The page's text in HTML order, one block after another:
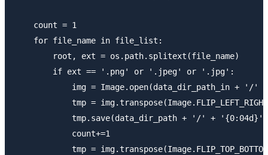
    count = 1
    for file_name in file_list:
        root, ext = os.path.splitext(file_name)
        if ext == '.png' or '.jpeg' or '.jpg':
img = Image.open(data_dir_path_in + '/'
tmp =
tmp.save(data_dir_path + '/' +
            count+=1
tmp =